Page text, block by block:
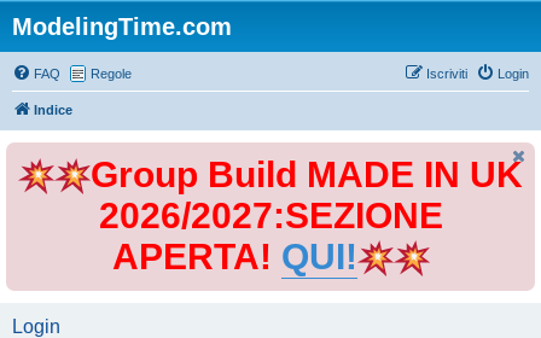
ModelingTime.com
FAQ Regole Login
Iscriviti
Indice
Group Build MADE IN UK
2026/2027:SEZIONE
APERTA! QUI!
Login